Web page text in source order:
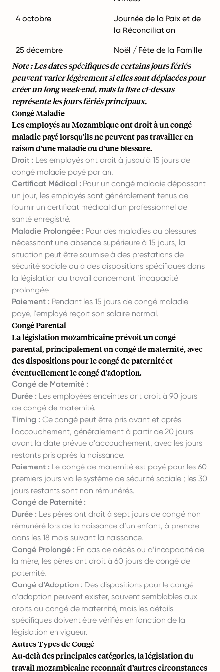
4 octobre
Journée de la Paix et de
la Réconciliation
25 décembre Noël / Fête de la Famille
Note : Les dates spécifiques de certains jours fériés
peuvent varier légèrement si elles sont déplacées pour
créer un long week-end, mais la liste ci-dessus
représente les jours fériés principaux.
Congé Maladie
Les employés au Mozambique ont droit à un congé
maladie payé lorsqu'ils ne peuvent pas travailler en
raison d'une maladie ou d'une blessure.
Droit : Les employés ont droit à jusqu'à 15 jours de
congé maladie payé par an.
Certificat Médical : Pour un congé maladie dépassant
un jour, les employés sont généralement tenus de
fournir un certificat médical d'un professionnel de
santé enregistré.
Maladie Prolongée : Pour des maladies ou blessures
nécessitant une absence supérieure à 15 jours, la
situation peut être soumise à des prestations de
sécurité sociale ou à des dispositions spécifiques dans
la législation du travail concernant l'incapacité
prolongée.
Paiement : Pendant les 15 jours de congé maladie
payé, l'employé reçoit son salaire normal.
Congé Parental
La législation mozambicaine prévoit un congé
parental, principalement un congé de maternité, avec
des dispositions pour le congé de paternité et
éventuellement le congé d'adoption.
Congé de Maternité :
Durée : Les employées enceintes ont droit à 90 jours
de congé de maternité.
Timing : Ce congé peut être pris avant et après
l'accouchement, généralement à partir de 20 jours
avant la date prévue d'accouchement, avec les jours
restants pris après la naissance.
Paiement : Le congé de maternité est payé pour les 60
premiers jours via le système de sécurité sociale ; les 30
jours restants sont non rémunérés.
Congé de Paternité :
Durée : Les pères ont droit à sept jours de congé non
rémunéré lors de la naissance d’un enfant, à prendre
dans les 18 mois suivant la naissance.
Congé Prolongé : En cas de décès ou d’incapacité de
la mère, les pères ont droit à 60 jours de congé de
paternité.
Congé d’Adoption : Des dispositions pour le congé
d’adoption peuvent exister, souvent semblables aux
droits au congé de maternité, mais les détails
spécifiques doivent être vérifiés en fonction de la
législation en vigueur.
Autres Types de Congé
Au-delà des principales catégories, la législation du
travail mozambicaine reconnaît d’autres circonstances